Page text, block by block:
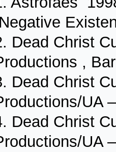
Dead Christ
‎,
Dead Christ
UA
Dead Christ
UA